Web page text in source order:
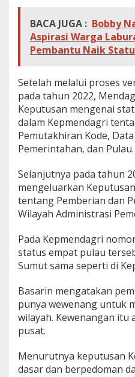
BACA JUGA : Bobby
Aspirasi Warga
Pembantu Naik
Setelah melalui proses
pada tahun 2022,
Keputusan mengenai
dalam Kepmendagri
Pemutakhiran Kode,
Pemerintahan, dan Pulau.
Selanjutnya pada tahun
mengeluarkan
tentang Pemberian dan
Wilayah Administrasi
Pada Kepmendagri
status empat pulau
Sumut sama seperti di
Basarin mengatakan
punya wewenang untuk
wilayah. Kewenangan itu
pusat.
Menurutnya keputusan
dasar dan berpedoman